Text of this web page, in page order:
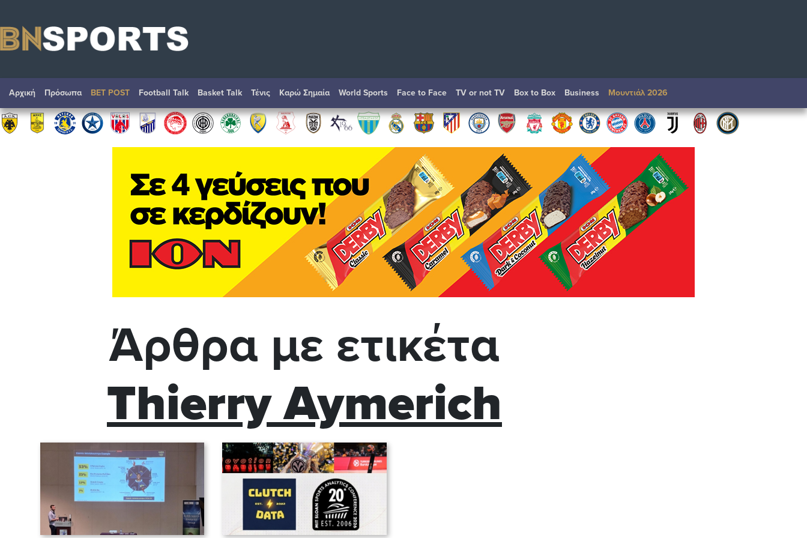
Αρχική Πρόσωπα BET POST Football Talk Basket Talk Τένις Καρώ Σημαία World Sports Face to Face TV or not TV Box to Box Βusiness Μουντιάλ 2026
Άρθρα με ετικέτα
Thierry Aymerich